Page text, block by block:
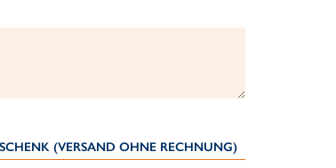
(VERSAND OHNE RECHNUNG)